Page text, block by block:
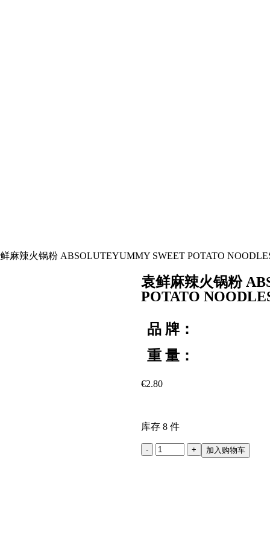
麻辣火锅粉 ABSOLUTEYUMMY SWEET POTATO
袁鲜麻辣火锅粉
POTATO
品 牌：
重 量：
€2.80
库存 8 件
加入购物车